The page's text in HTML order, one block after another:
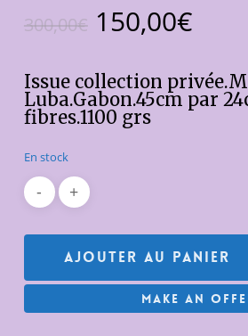
300,00€ Le
prix
initial
était :
300,00€.
150,00€Le
est :
Issue collection
Luba.Gabon.45cm par
fibres.1100 grs
En stock
Ajouter Au Panier
Make An